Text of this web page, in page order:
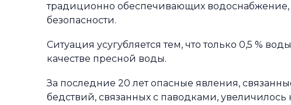
традиционно обеспечивающих водоснабжение,
безопасности.
Ситуация усугубляется тем, что только 0,5 %
качестве пресной воды.
За последние 20 лет опасные явления,
бедствий, связанных с паводками,